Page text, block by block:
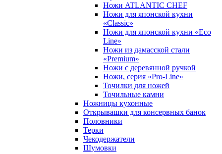
Ножи ATLANTIC CHEF
Ножи для японской кухни
«Classic»
Ножи для японской кухни «Eco
Line»
Ножи из дамасской стали
«Premium»
Ножи с деревянной ручкой
Ножи, серия «Pro-Line»
Точилки для ножей
Точильные камни
Ножницы кухонные
Открывашки для консервных банок
Половники
Терки
Чекодержатели
Шумовки